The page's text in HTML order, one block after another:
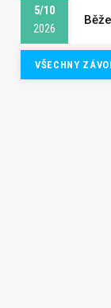
5/10
2026
VŠECHNY